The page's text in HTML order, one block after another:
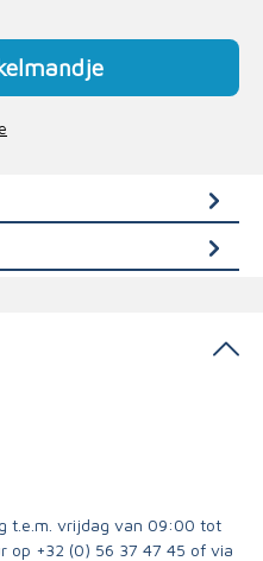
t.e.m. vrijdag van 09:00 tot
op +32 (0) 56 37 47 45 of via